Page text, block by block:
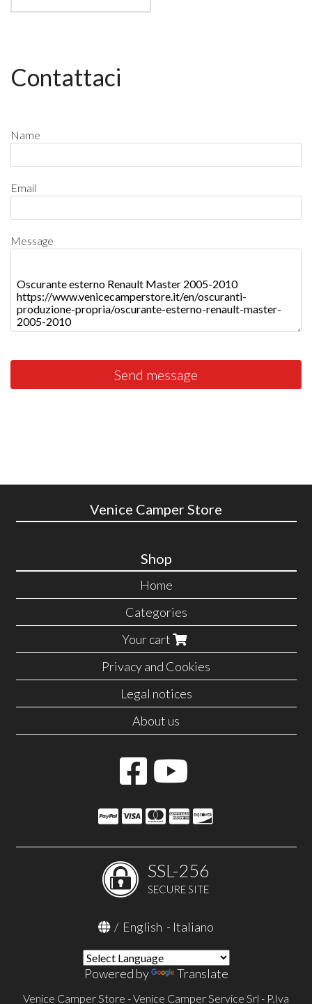
Contattaci
Name
Email
Message
Send message
Venice Camper Store
Shop
Home
Categories
Your cart
Privacy and Cookies
Legal notices
About us
SSL-256
SECURE SITE
/ English - Italiano
Powered by Translate
Venice Camper Store - Venice Camper Service Srl - P.Iva